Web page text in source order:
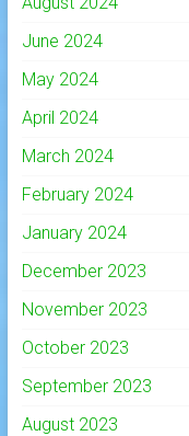
June 2024
May 2024
April 2024
March 2024
February 2024
January 2024
December 2023
November 2023
October 2023
September 2023
August 2023